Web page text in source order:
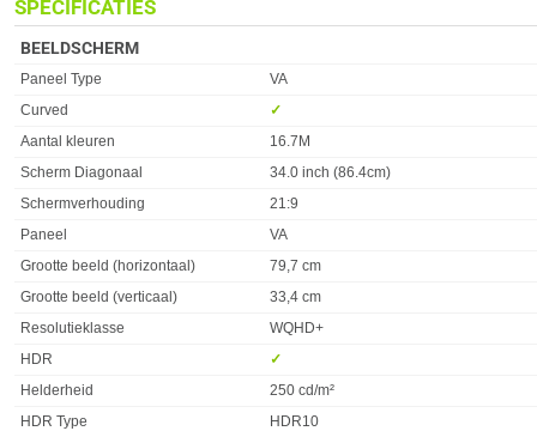
SPECIFICATIES
BEELDSCHERM
Eigenschap
Paneel Type
VA
Curved
✓︎
Aantal kleuren
16.7M
Scherm Diagonaal
34.0 inch (86.4cm)
Schermverhouding
21:9
Paneel
VA
Grootte beeld (horizontaal)
79,7 cm
Grootte beeld (verticaal)
33,4 cm
Resolutieklasse
WQHD+
HDR
✓︎
Helderheid
250 cd/m²
HDR Type
HDR10